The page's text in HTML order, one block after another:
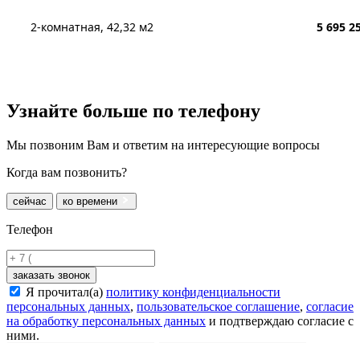
2-комнатная, 42,32 м2 5 695
Узнайте больше по телефону
Мы позвоним Вам и ответим на интересующие вопросы
Когда вам позвонить?
сейчас ко времени
Телефон
заказать звонок
Я прочитал(а) политику конфиденциальности
персональных данных, пользовательское соглашение, согласие
на обработку персональных данных и подтверждаю согласие с
ними.